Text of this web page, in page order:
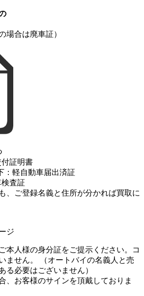
場合は廃車証）
付証明書
：軽自動車届出済証
検査証
、ご登録名義と住所が分かれば買取に
本人様の身分証をご提示ください。コ
バイの名義人と売
る必要はございません）
、お客様のサインを頂戴しておりま